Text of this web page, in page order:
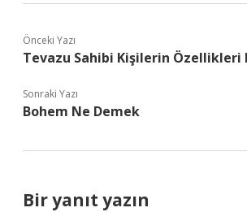
Önceki Yazı
Tevazu Sahibi Kişilerin Özellikleri
Sonraki Yazı
Bohem Ne Demek
Bir yanıt yazın